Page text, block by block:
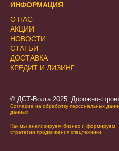
ИНФОРМАЦИЯ
О НАС
АКЦИИ
НОВОСТИ
СТАТЬИ
ДОСТАВКА
КРЕДИТ И ЛИЗИНГ
© ДСТ-Волга 2025. Дорожно-
Согласие на обработку персональных
данных
Как мы анализируем бизнес и формируем
стратегии продвижения спецтехники